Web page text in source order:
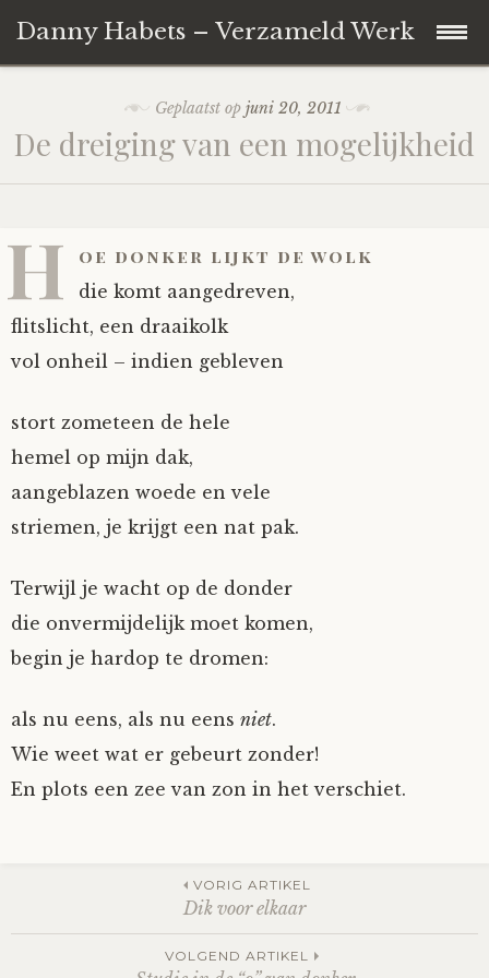
Danny Habets – Verzameld Werk
inhoud
Over de dichterGeplaatst op juni 20, 2011
De dreiging van een mogelijkheid
H oe donker lijkt de wolk
die komt aangedreven,
flitslicht, een draaikolk
vol onheil – indien gebleven
stort zometeen de hele
hemel op mijn dak,
aangeblazen woede en vele
striemen, je krijgt een nat pak.
Terwijl je wacht op de donder
die onvermijdelijk moet komen,
begin je hardop te dromen:
als nu eens, als nu eens niet.
Wie weet wat er gebeurt zonder!
En plots een zee van zon in het verschiet.
Berichtnavigatie
VORIG ARTIKEL
Dik voor elkaar
VOLGEND ARTIKEL